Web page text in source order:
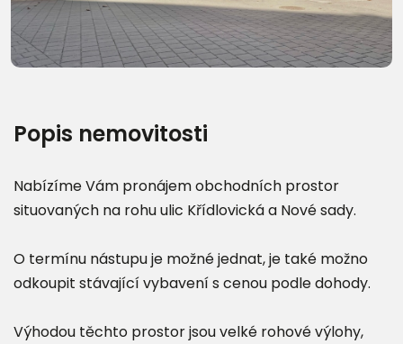
Další fotografie (9)
Popis nemovitosti
Nabízíme Vám pronájem obchodních prostor
situovaných na rohu ulic Křídlovická a Nové sady.
O termínu nástupu je možné jednat, je také možno
odkoupit stávající vybavení s cenou podle dohody.
Výhodou těchto prostor jsou velké rohové výlohy,